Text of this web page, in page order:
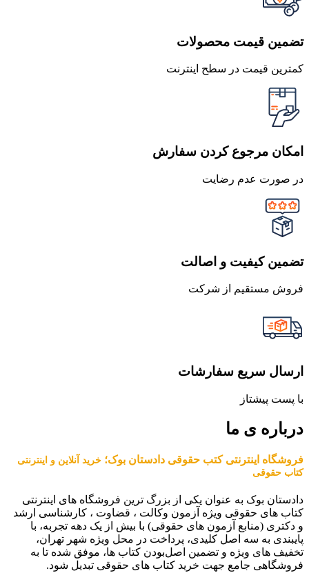
تضمین قیمت محصولات
کمترین قیمت در سطح اینترنت
امکان مرجوع کردن سفارش
در صورت عدم رضایت
تضمین کیفیت و اصالت
فروش مستقیم از شرکت
ارسال سریع سفارشات
با پست پیشتاز
درباره ی ما
فروشگاه اینترنتی کتب حقوقی دادستان بوک؛ خرید آنلاین و اینترنتی
کتاب حقوقی
دادستان بوک به عنوان یکی از بزرگ ترین فروشگاه های اینترنتی
کتاب های حقوقی ویژه آزمون وکالت ، قضاوت ، کارشناسی ارشد
و دکتری (منابع آزمون های حقوقی) با بیش از یک دهه تجربه، با
پایبندی به سه اصل کلیدی، پرداخت در محل ویژه شهر تهران،
تخفیف های ویژه و تضمین اصل‌بودن کتاب ها، موفق شده تا به
فروشگاهی جامع جهت خرید کتاب های حقوقی تبدیل شود.